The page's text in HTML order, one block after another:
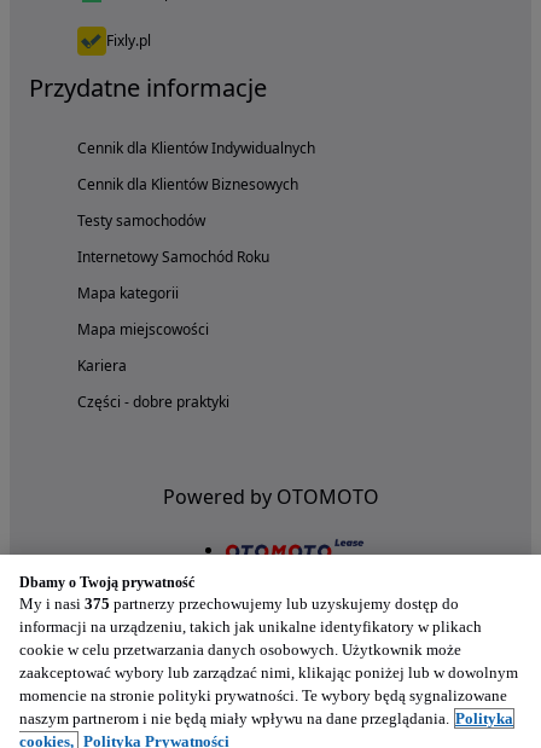
Fixly.pl
Przydatne informacje
Cennik dla Klientów Indywidualnych
Cennik dla Klientów Biznesowych
Testy samochodów
Internetowy Samochód Roku
Mapa kategorii
Mapa miejscowości
Kariera
Części - dobre praktyki
Powered by OTOMOTO
Dbamy o Twoją prywatność
My i nasi 375 partnerzy przechowujemy lub uzyskujemy dostęp do
informacji na urządzeniu, takich jak unikalne identyfikatory w plikach
cookie w celu przetwarzania danych osobowych. Użytkownik może
zaakceptować wybory lub zarządzać nimi, klikając poniżej lub w dowolnym
momencie na stronie polityki prywatności. Te wybory będą sygnalizowane
naszym partnerom i nie będą miały wpływu na dane przeglądania. Polityka
cookies, Polityka Prywatności